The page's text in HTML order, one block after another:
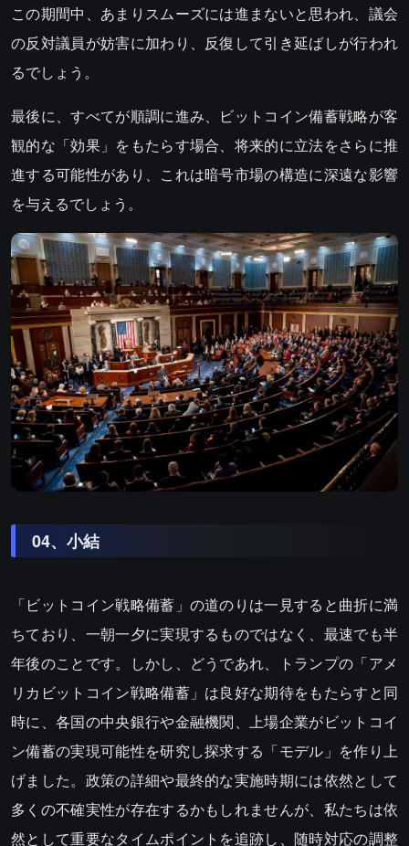
この期間中、あまりスムーズには進まないと思われ、議会
の反対議員が妨害に加わり、反復して引き延ばしが行われ
るでしょう。
最後に、すべてが順調に進み、ビットコイン備蓄戦略が客
観的な「効果」をもたらす場合、将来的に立法をさらに推
進する可能性があり、これは暗号市場の構造に深遠な影響
を与えるでしょう。
04、小結
「ビットコイン戦略備蓄」の道のりは一見すると曲折に満
ちており、一朝一夕に実現するものではなく、最速でも半
年後のことです。しかし、どうであれ、トランプの「アメ
リカビットコイン戦略備蓄」は良好な期待をもたらすと同
時に、各国の中央銀行や金融機関、上場企業がビットコイ
ン備蓄の実現可能性を研究し探求する「モデル」を作り上
げました。政策の詳細や最終的な実施時期には依然として
多くの不確実性が存在するかもしれませんが、私たちは依
然として重要なタイムポイントを追跡し、随時対応の調整